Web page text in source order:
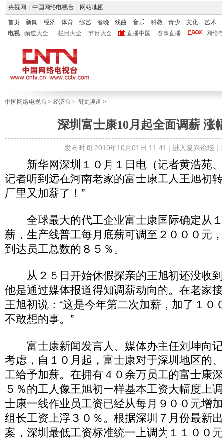
央视网 中国网络电视台 网站地图
首页 新闻 经济 体育 综艺 春晚 戏曲 音乐 科教 青少 文化
艺术
电视
频道大全 栏目大全 节目大全 直播中国 赛事直播 网络
中国网络电视台 > 经济台 > 图文频道 >
深圳富士康10月起全面调薪 涨
发布时间:2010年10月01日 11:41 | 进入复兴论坛|
新华网深圳１０月１日电（记者黄浩苑
记者听到远在河南老家的富士康工人王旭初
厂里又加薪了！”
全球最大的代工企业富士康国际确定从
薪，生产线普工每月底薪可调至２０００元
到达员工总数的８５％。
从２５日开始休假探亲的王旭初还没收
他是通过媒体报道得知调薪动向的。在老家
王旭初说：“这是今年第二次加薪，加了１０
不敢想的事。”
富士康新闻发言人、媒体办主任刘坤向
考虑，自１０月起，富士康对于深圳地区的
工给予加薪。在拥有４０余万员工的富士康
５％的工人像王旭初一样基本工资大幅度上
士康一线作业员工资已经从每月９００元增
组长工资上浮３０％。根据深圳７月份最新
案，深圳最低工资标准统一上调为１１００